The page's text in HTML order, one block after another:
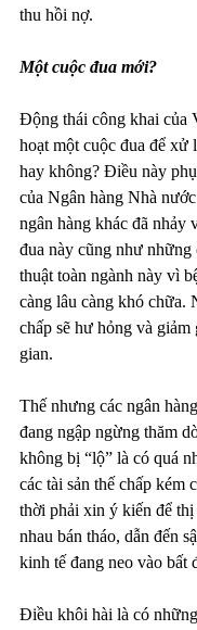
thu hồi nợ.
Một cuộc đua mới?
Động thái công khai của
hoạt một cuộc đua để xử
hay không? Điều này
của Ngân hàng Nhà
ngân hàng khác đã nhảy
đua này cũng như những
thuật toàn ngành này vì
càng lâu càng khó chữa.
chấp sẽ hư hỏng và giảm
gian.
Thế nhưng các ngân
đang ngập ngừng thăm
không bị “lộ” là có quá
các tài sản thế chấp kém
thời phải xin ý kiến để
nhau bán tháo, dẫn đến
kinh tế đang neo vào bất
Điều khôi hài là có